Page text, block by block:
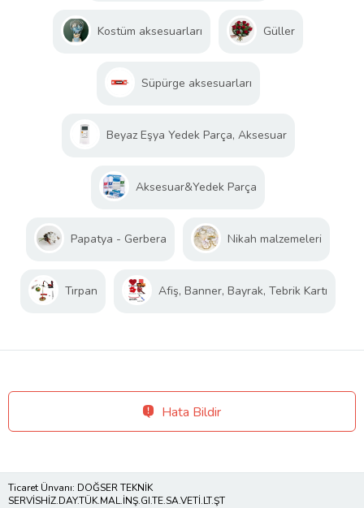
Kostüm aksesuarları Güller
Süpürge aksesuarları
Beyaz Eşya Yedek Parça, Aksesuar
Aksesuar&Yedek Parça
Papatya - Gerbera Nikah malzemeleri
Tırpan Afiş, Banner, Bayrak, Tebrik Kartı
Hata Bildir
Ticaret Ünvanı: DOĞSER TEKNİK
SERVİSHİZ.DAY.TÜK.MAL.İNŞ.GI.TE.SA.VETİ.LT.ŞT